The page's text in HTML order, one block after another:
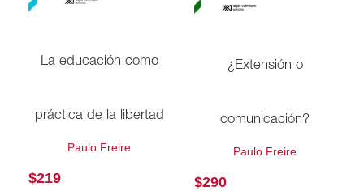
La educación como
práctica de la libertad
Paulo Freire
$219
¿Extensión o
comunicación?
Paulo Freire
$290